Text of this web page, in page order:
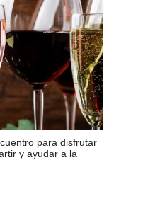
para disfrutar
y ayudar a la